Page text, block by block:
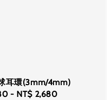
耳環(3mm/4mm)
- NT$ 2,680